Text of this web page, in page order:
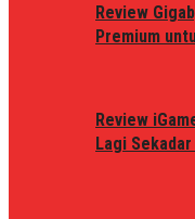
Review
Premium
Review
Lagi